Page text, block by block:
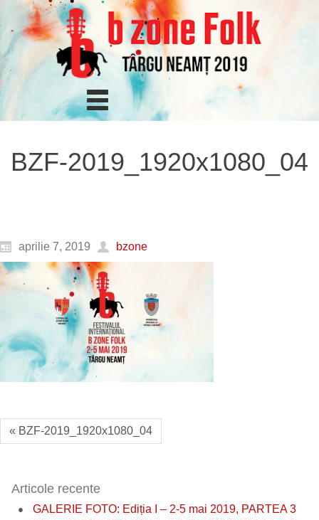
BZF-2019_1920x1080_04
aprilie 7, 2019 bzone
« BZF-2019_1920x1080_04
Articole recente
GALERIE FOTO: Ediția I – 2-5 mai 2019, PARTEA 3